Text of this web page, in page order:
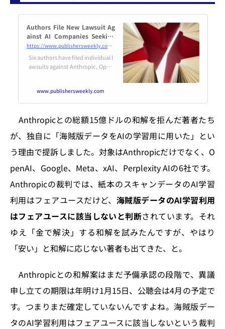
Authors File New Lawsuit Ag
ainst AI Companies Seeking
More Money
https://www.publishersweekly.com/pw/by-topic/industry-news/publisher-news/article/99347-authors-file-new-lawsuit-against-ai-companies-seeking-more-money.html
Six authors have filed individual l
awsuits against Anthropic, Open
more than the $3,000 per title pro
posed by the Anthropic copyrigh
t.
www.publishersweekly.com
Anthropicとの総額15億ドルの和解を拒んだ著者たち
が、独自に「海賊版データをAIの学習用に用いた」とい
う理由で提訴しました。対象はAnthropicだけでなく、O
penAI、Google、Meta、xAI、Perplexity AIの6社です。
Anthropicの裁判では、紙本のスキャンデータのAI学習
利用はフェアユースだけど、 海賊版データのAI学習利用
はフェアユースに該当しないと判断されています。それ
ゆえ「金で解決」する和解を試みたんですが、やはり
「安い」と和解に応じない著者も出てきた、と。
Anthropicとの和解案はまだ予備承認の段階で、異議
申し立ての期限は年明け1月15日、公聴会は4月の予定で
す。つまりまだ確定していないんですよね。海賊版デー
タのAI学習利用はフェアユースに該当しないという裁判